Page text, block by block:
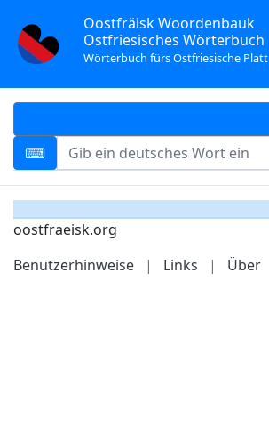
Oostfräisk Woordenbauk
Ostfriesisches Wörterbuch
Wörterbuch fürs Ostfriesische Platt
oostfraeisk.org
Benutzerhinweise
| Links | Über